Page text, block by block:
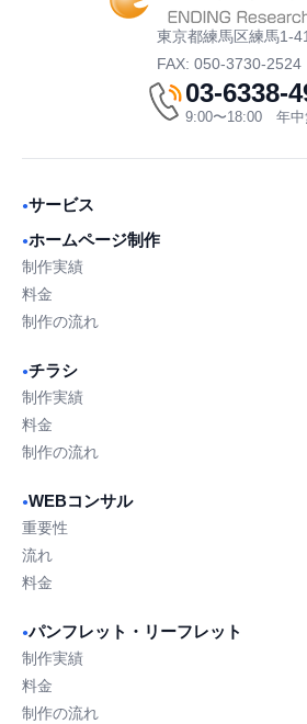
東京都練馬区練馬1-
FAX: 050-3730-2524
03-6338-
9:00〜18:00 年中
●サービス
●ホームページ制作
制作実績
料金
制作の流れ
●チラシ
制作実績
料金
制作の流れ
●WEBコンサル
重要性
流れ
料金
●パンフレット・リーフレット
制作実績
料金
制作の流れ